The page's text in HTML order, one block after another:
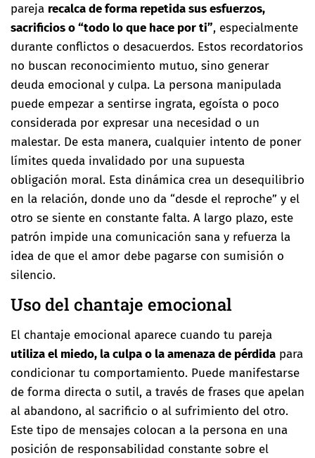
pareja recalca de forma repetida sus esfuerzos,
sacrificios o “todo lo que hace por ti”, especialmente
durante conflictos o desacuerdos. Estos recordatorios
no buscan reconocimiento mutuo, sino generar
deuda emocional y culpa. La persona manipulada
puede empezar a sentirse ingrata, egoísta o poco
considerada por expresar una necesidad o un
malestar. De esta manera, cualquier intento de poner
límites queda invalidado por una supuesta
obligación moral. Esta dinámica crea un desequilibrio
en la relación, donde uno da “desde el reproche” y el
otro se siente en constante falta. A largo plazo, este
patrón impide una comunicación sana y refuerza la
idea de que el amor debe pagarse con sumisión o
silencio.
Uso del chantaje emocional
El chantaje emocional aparece cuando tu pareja
utiliza el miedo, la culpa o la amenaza de pérdida para
condicionar tu comportamiento. Puede manifestarse
de forma directa o sutil, a través de frases que apelan
al abandono, al sacrificio o al sufrimiento del otro.
Este tipo de mensajes colocan a la persona en una
posición de responsabilidad constante sobre el